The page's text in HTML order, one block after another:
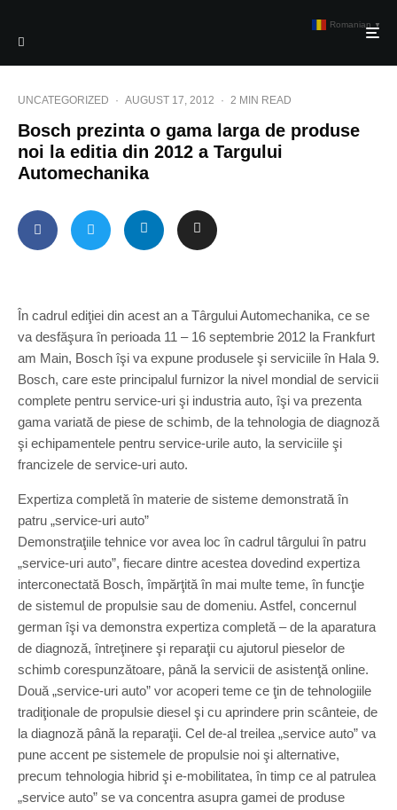
UNCATEGORIZED · AUGUST 17, 2012 · 2 MIN READ
Bosch prezinta o gama larga de produse
noi la editia din 2012 a Targului
Automechanika
În cadrul ediţiei din acest an a Târgului Automechanika, ce se
va desfăşura în perioada 11 – 16 septembrie 2012 la Frankfurt
am Main, Bosch îşi va expune produsele şi serviciile în Hala 9.
Bosch, care este principalul furnizor la nivel mondial de servicii
complete pentru service-uri şi industria auto, îşi va prezenta
gama variată de piese de schimb, de la tehnologia de diagnoză
şi echipamentele pentru service-urile auto, la serviciile şi
francizele de service-uri auto.
Expertiza completă în materie de sisteme demonstrată în
patru „service-uri auto”
Demonstraţiile tehnice vor avea loc în cadrul târgului în patru
„service-uri auto”, fiecare dintre acestea dovedind expertiza
interconectată Bosch, împărţită în mai multe teme, în funcţie
de sistemul de propulsie sau de domeniu. Astfel, concernul
german îşi va demonstra expertiza completă – de la aparatura
de diagnoză, întreţinere şi reparaţii cu ajutorul pieselor de
schimb corespunzătoare, până la servicii de asistenţă online.
Două „service-uri auto” vor acoperi teme ce ţin de tehnologiile
tradiţionale de propulsie diesel şi cu aprindere prin scânteie, de
la diagnoză până la reparaţii. Cel de-al treilea „service auto” va
pune accent pe sistemele de propulsie noi şi alternative,
precum tehnologia hibrid şi e-mobilitatea, în timp ce al patrulea
„service auto” se va concentra asupra gamei de produse
Romanian ▼